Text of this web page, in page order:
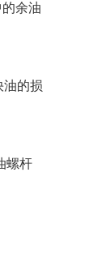
余油
油的损
螺杆